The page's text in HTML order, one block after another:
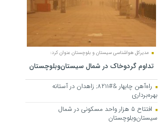
مدیرکل هواشناسی سیستان و بلوچستان عنوان کرد:
تداوم گردوخاک در شمال سیستان‌وبلوچستان
راه‌آهن چابهار &#۸۲۱۱; زاهدان در آستانه
بهره‌برداری
افتتاح ۵ هزار واحد مسکونی در شمال
سیستان‌وبلوچستان